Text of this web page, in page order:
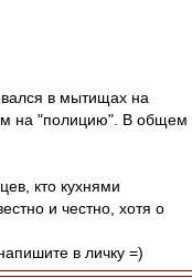
в мытищах на
на "полицию". В общем
кто кухнями
и честно, хотя о
в личку =)